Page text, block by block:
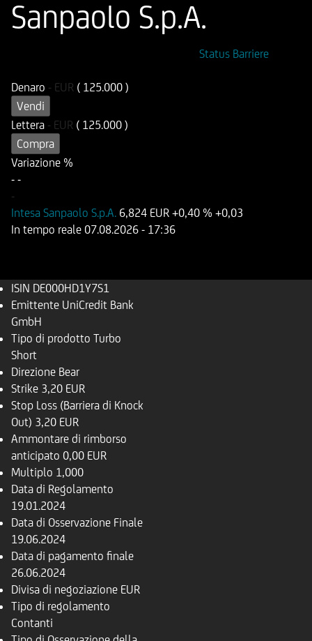
Sanpaolo S.p.A.
Status Barriere
Denaro - EUR ( 125.000 )
Vendi
Lettera - EUR ( 125.000 )
Compra
Variazione %
- -
-
Intesa Sanpaolo S.p.A. 6,824 EUR +0,40 % +0,03
In tempo reale 07.08.2026 - 17:36
ISIN DE000HD1Y7S1
Emittente UniCredit Bank
GmbH
Tipo di prodotto Turbo
Short
Direzione Bear
Strike 3,20 EUR
Stop Loss (Barriera di Knock
Out) 3,20 EUR
Ammontare di rimborso
anticipato 0,00 EUR
Multiplo 1,000
Data di Regolamento
19.01.2024
Data di Osservazione Finale
19.06.2024
Data di pagamento finale
26.06.2024
Divisa di negoziazione EUR
Tipo di regolamento
Contanti